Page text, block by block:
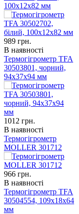
100x12x82 мм
989 грн.
В наявності
Термогігрометр TFA
30503801, чорний,
94x37x94 мм
1012 грн.
В наявності
Термогігрометр
MOLLER 301712
966 грн.
В наявності
Термогігрометр TFA
30504554, 109x18x64
мм